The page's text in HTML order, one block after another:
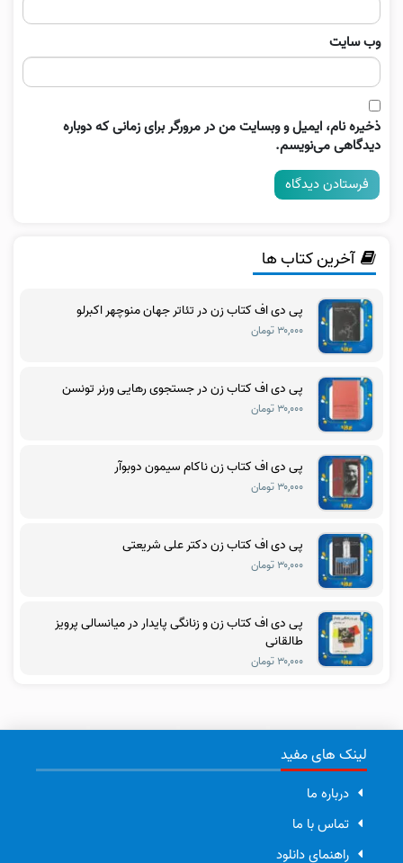
وب‌ سایت
ذخیره نام، ایمیل و وبسایت من در مرورگر برای زمانی که دوباره
دیدگاهی می‌نویسم.
آخرین کتاب ها
پی دی اف کتاب زن در تئاتر جهان منوچهر اکبرلو
۳۰,۰۰۰ تومان
پی دی اف کتاب زن در جستجوی رهایی ورنر تونسن
۳۰,۰۰۰ تومان
پی دی اف کتاب زن ناکام سیمون دوبوآر
۳۰,۰۰۰ تومان
پی دی اف کتاب زن دکتر علی شریعتی
۳۰,۰۰۰ تومان
پی دی اف کتاب زن و زنانگی پایدار در میانسالی پرویز
طالقانی
۳۰,۰۰۰ تومان
لینک های مفید
درباره ما
تماس با ما
راهنمای دانلود